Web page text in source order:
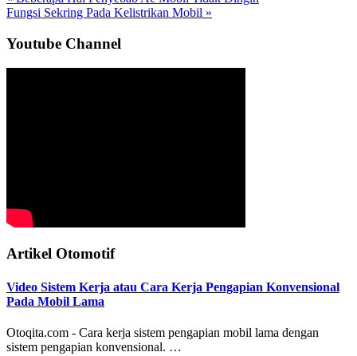
Post:
Next
Fungsi Sekring Pada Kelistrikan Mobil »
Sidebar
Utama
Youtube Channel
Artikel Otomotif
Video Sistem Kerja atau Cara Kerja Pengapian Konvensional
Pada Mobil Lama
Otoqita.com - Cara kerja sistem pengapian mobil lama dengan
sistem pengapian konvensional. …